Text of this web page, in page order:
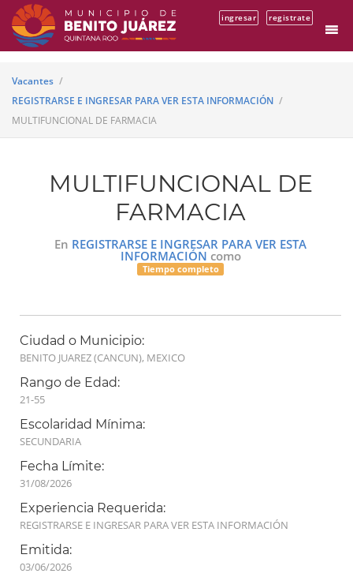
ingresar registrate
Vacantes
REGISTRARSE E INGRESAR PARA VER ESTA INFORMACIÓN
MULTIFUNCIONAL DE FARMACIA
MULTIFUNCIONAL DE
FARMACIA
En REGISTRARSE E INGRESAR PARA VER ESTA
INFORMACIÓN como
Tiempo completo
Ciudad o Municipio:
BENITO JUAREZ (CANCUN), MEXICO
Rango de Edad:
21-55
Escolaridad Mínima:
SECUNDARIA
Fecha Límite:
31/08/2026
Experiencia Requerida:
REGISTRARSE E INGRESAR PARA VER ESTA INFORMACIÓN
Emitida:
03/06/2026